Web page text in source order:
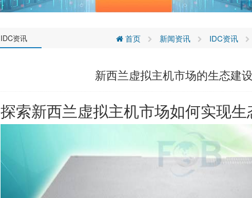
IDC资讯 首页 新闻资讯 IDC资讯
新西兰虚拟主机市场的生态建
探索新西兰虚拟主机市场如何实现